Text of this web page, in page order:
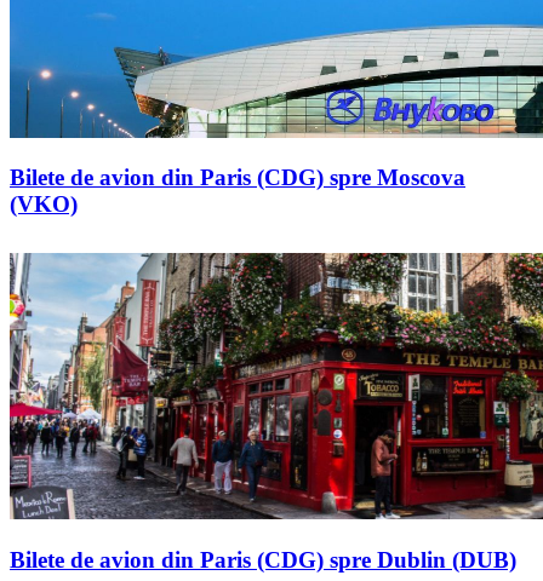
Bilete de avion din Paris (CDG) spre Moscova
(VKO)
Bilete de avion din Paris (CDG) spre Dublin (DUB)